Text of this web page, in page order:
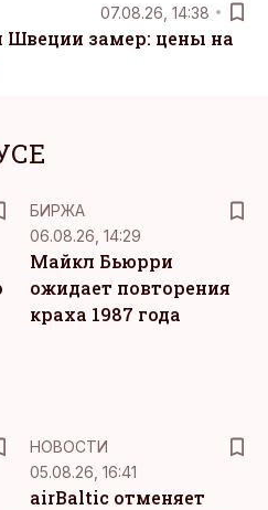
07.08.26, 14:38
замер: цены на
БИРЖА
06.08.26, 14:29
Майкл Бьюрри
ожидает повторения
краха 1987 года
НОВОСТИ
05.08.26, 16:41
airBaltic отменяет